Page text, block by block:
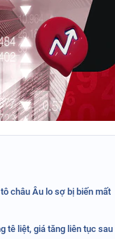
châu Âu lo sợ bị biến mất
tê liệt, giá tăng liên tục sau